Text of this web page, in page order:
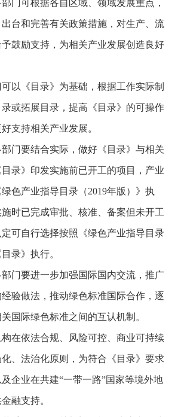
可根据各自区域、领域发展重点，
台和完善有关政策措施，对生产、流
鼓励支持，为相关产业发展创造良好
《目录》为基础，根据工作实际制
或拓展目录，提高《目录》的可操作
支持相关产业发展。
要结合实际，做好《目录》与相关
录》印发实施前已开工的项目，产业
色产业指导目录（2019年版）》执
时已完成审批、核准、备案但未开工
可自行选择按照《绿色产业指导目录
录》执行。
要进一步加强国际国内交流，推广
验做法，推动绿色标准国际合作，逐
国际绿色标准之间的互认机制。
依法合规、风险可控、商业可持续
、法治化原则，为符合《目录》要求
企业在共建“一带一路”国家等境外地
融支持。